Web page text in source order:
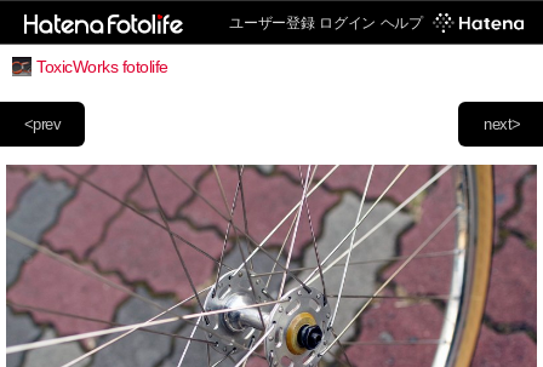
ユーザー登録 ログイン ヘルプ
ToxicWorks fotolife
next>
<prev